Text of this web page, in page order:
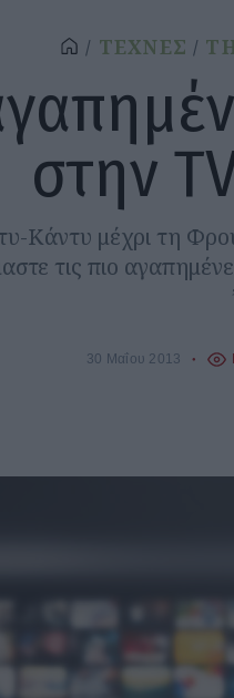
ΤΕΧΝΕΣ
στην
Κάντυ μέχρι τη
τις πιο
30 Μαΐου 2013